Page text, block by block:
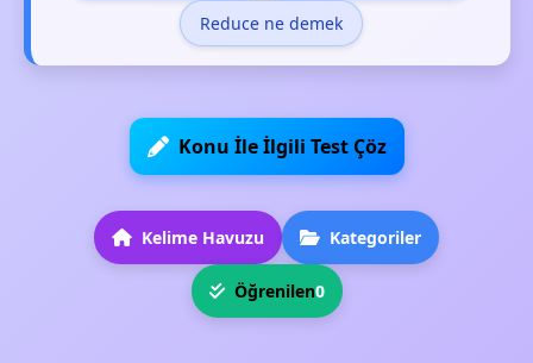
Reduce ne demek
Konu İle İlgili Test Çöz
Kelime Havuzu Kategoriler
Öğrenilen0